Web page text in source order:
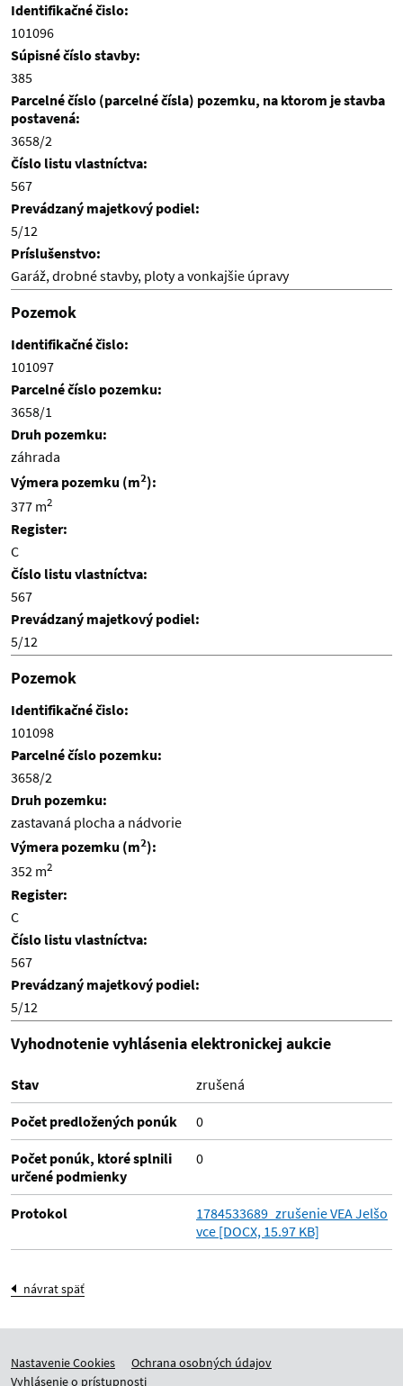
Identifikačné čislo:
101096
Súpisné číslo stavby:
385
Parcelné číslo (parcelné čísla) pozemku, na ktorom je stavba
postavená:
3658/2
Číslo listu vlastníctva:
567
Prevádzaný majetkový podiel:
5/12
Príslušenstvo:
Garáž, drobné stavby, ploty a vonkajšie úpravy
Pozemok
Identifikačné čislo:
101097
Parcelné číslo pozemku:
3658/1
Druh pozemku:
záhrada
Výmera pozemku (m2):
377 m2
Register:
C
Číslo listu vlastníctva:
567
Prevádzaný majetkový podiel:
5/12
Pozemok
Identifikačné čislo:
101098
Parcelné číslo pozemku:
3658/2
Druh pozemku:
zastavaná plocha a nádvorie
Výmera pozemku (m2):
352 m2
Register:
C
Číslo listu vlastníctva:
567
Prevádzaný majetkový podiel:
5/12
Vyhodnotenie vyhlásenia elektronickej aukcie
Stav zrušená
Počet predložených ponúk 0
Počet ponúk, ktoré splnili
určené podmienky
0
Protokol
1784533689_zrušenie VEA Jelšo
vce [DOCX, 15.97 KB]
návrat späť
Nastavenie Cookies
Ochrana osobných údajov
Vyhlásenie o prístupnosti